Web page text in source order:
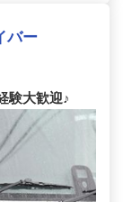
バー
験大歓迎♪